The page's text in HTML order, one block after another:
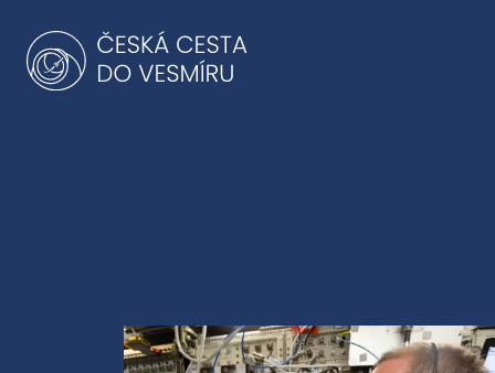
na
obsah